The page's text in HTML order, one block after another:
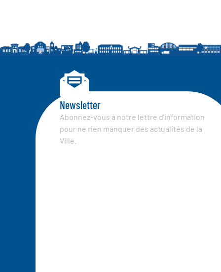
Newsletter
Abonnez-vous à notre lettre d’information
pour ne rien manquer des actualités de la
Ville.